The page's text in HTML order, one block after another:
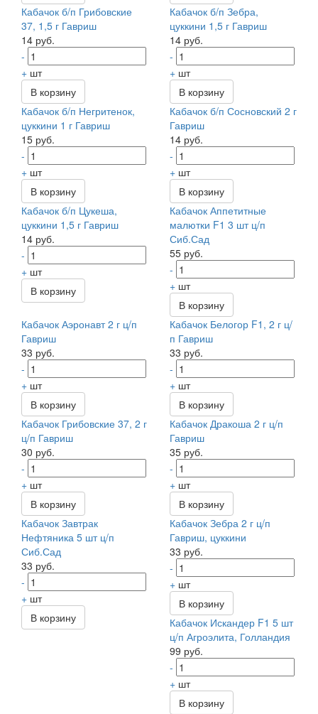
Кабачок б/п Грибовские
37, 1,5 г Гавриш
14 руб.
-
+ шт
В корзину
Кабачок б/п Зебра,
цуккини 1,5 г Гавриш
14 руб.
-
+ шт
В корзину
Кабачок б/п Негритенок,
цуккини 1 г Гавриш
15 руб.
-
+ шт
В корзину
Кабачок б/п Сосновский 2 г
Гавриш
14 руб.
-
+ шт
В корзину
Кабачок б/п Цукеша,
цуккини 1,5 г Гавриш
14 руб.
-
+ шт
В корзину
Кабачок Аппетитные
малютки F1 3 шт ц/п
Сиб.Сад
55 руб.
-
+ шт
В корзину
Кабачок Аэронавт 2 г ц/п
Гавриш
33 руб.
-
+ шт
В корзину
Кабачок Белогор F1, 2 г ц/
п Гавриш
33 руб.
-
+ шт
В корзину
Кабачок Грибовские 37, 2 г
ц/п Гавриш
30 руб.
-
+ шт
В корзину
Кабачок Дракоша 2 г ц/п
Гавриш
35 руб.
-
+ шт
В корзину
Кабачок Завтрак
Нефтяника 5 шт ц/п
Сиб.Сад
33 руб.
-
+ шт
В корзину
Кабачок Зебра 2 г ц/п
Гавриш, цуккини
33 руб.
-
+ шт
В корзину
Кабачок Искандер F1 5 шт
ц/п Агроэлита, Голландия
99 руб.
-
+ шт
В корзину